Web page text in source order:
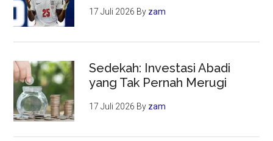
17 Juli 2026 By zam
Sedekah: Investasi Abadi
yang Tak Pernah Merugi
17 Juli 2026 By zam